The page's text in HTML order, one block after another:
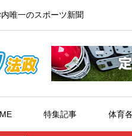
唯一のスポーツ新聞
特集記事 体育